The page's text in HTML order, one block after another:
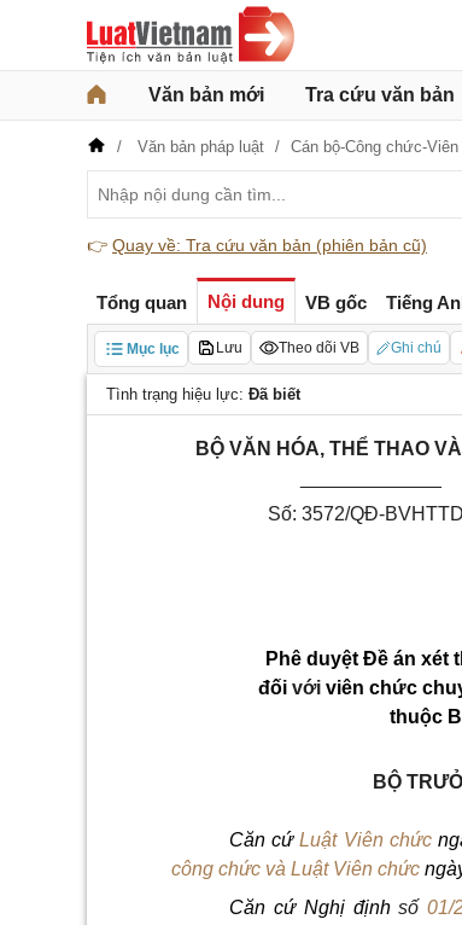
Văn bản mới Tra cứu văn bản
Văn bản pháp luật Cán bộ-Công chức-
👉 Quay về: Tra cứu văn bản (phiên bản cũ)
Tổng quan Nội dung VB gốc Tiếng
Mục lục Lưu Theo dõi VB Ghi chú
Tình trạng hiệu lực: Đã biết
BỘ VĂN HÓA, THỂ THAO
Số: 3572/QĐ-
Phê duyệt Đề án xét
đối với viên chức
thuộc
BỘ
Căn cứLuật Viên chức
công chức và Luật Viên chức
Căn cứ Nghị địnhsố 01/